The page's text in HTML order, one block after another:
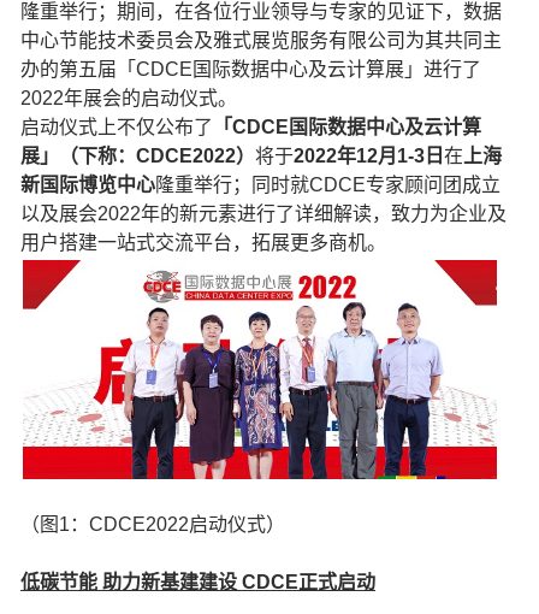
隆重举行；期间，在各位行业领导与专家的见证下，数据
中心节能技术委员会及雅式展览服务有限公司为其共同主
办的第五届「CDCE国际数据中心及云计算展」进行了
2022年展会的启动仪式。
启动仪式上不仅公布了
「CDCE国际数据中心及云计算
展」（下称：CDCE2022） 将于2022年12月1-3日 在上海
新国际博览中心隆重举行；同时就CDCE专家顾问团成立
以及展会2022年的新元素进行了详细解读，致力为企业及
用户搭建一站式交流平台，拓展更多商机。
（图1：CDCE2022启动仪式）
低碳节能 助力新基建建设 CDCE正式启动